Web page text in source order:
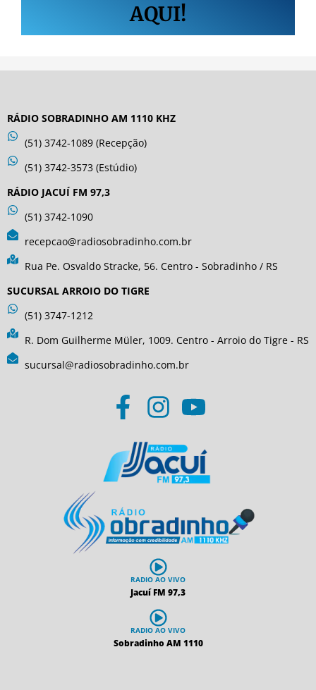
AQUI!
RÁDIO SOBRADINHO AM 1110 KHZ
(51) 3742-1089 (Recepção)
(51) 3742-3573 (Estúdio)
RÁDIO JACUÍ FM 97,3
(51) 3742-1090
recepcao@radiosobradinho.com.br
Rua Pe. Osvaldo Stracke, 56. Centro - Sobradinho / RS
SUCURSAL ARROIO DO TIGRE
(51) 3747-1212
R. Dom Guilherme Müler, 1009. Centro - Arroio do Tigre - RS
sucursal@radiosobradinho.com.br
RADIO AO VIVO
Jacuí FM 97,3
RADIO AO VIVO
Sobradinho AM 1110